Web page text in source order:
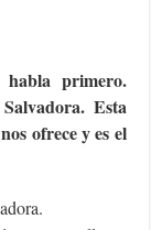
primero.
Esta
ofrece y es el